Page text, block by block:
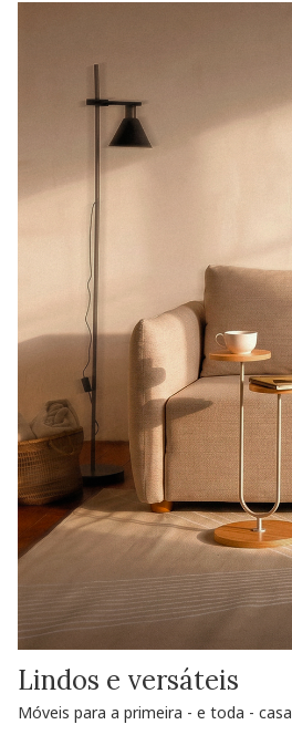
Lindos e versáteis
Móveis para a primeira - e toda - casa